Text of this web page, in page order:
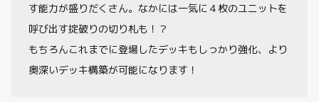
す能力が盛りだくさん。なかには一気に４枚のユニットを
呼び出す掟破りの切り札も！？
もちろんこれまでに登場したデッキもしっかり強化、より
奥深いデッキ構築が可能になります！